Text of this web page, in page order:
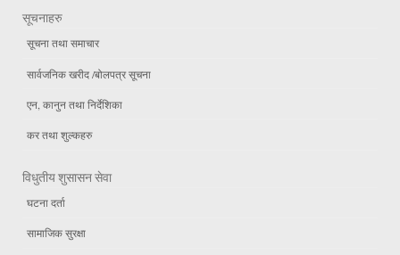
सूचनाहरु
सूचना तथा समाचार
सार्वजनिक खरीद /बोलपत्र सूचना
एन, कानुन तथा निर्देशिका
कर तथा शुल्कहरु
विधुतीय शुसासन सेवा
घटना दर्ता
सामाजिक सुरक्षा